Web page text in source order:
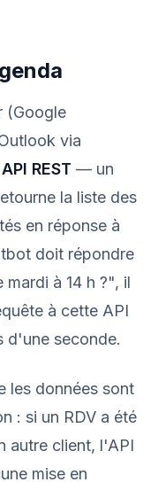
(Google
via
API REST — un
la liste des
en réponse à
doit répondre
à 14 h ?", il
à cette API
d'une seconde.
les données sont
: si un RDV a été
autre client, l'API
mise en